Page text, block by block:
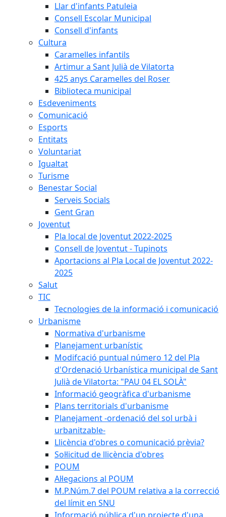
Llar d'infants Patuleia
Consell Escolar Municipal
Consell d'infants
Cultura
Caramelles infantils
Artimur a Sant Julià de Vilatorta
425 anys Caramelles del Roser
Biblioteca municipal
Esdeveniments
Comunicació
Esports
Entitats
Voluntariat
Igualtat
Turisme
Benestar Social
Serveis Socials
Gent Gran
Joventut
Pla local de Joventut 2022-2025
Consell de Joventut - Tupinots
Aportacions al Pla Local de Joventut 2022-
2025
Salut
TIC
Tecnologies de la informació i comunicació
Urbanisme
Normativa d'urbanisme
Planejament urbanístic
Modifcació puntual número 12 del Pla
d'Ordenació Urbanística municipal de Sant
Julià de Vilatorta: "PAU 04 EL SOLÀ"
Informació geogràfica d'urbanisme
Plans territorials d'urbanisme
Planejament -ordenació del sol urbà i
urbanitzable-
Llicència d'obres o comunicació prèvia?
Sol·licitud de llicència d'obres
POUM
Al·legacions al POUM
M.P.Núm.7 del POUM relativa a la correcció
del límit en SNU